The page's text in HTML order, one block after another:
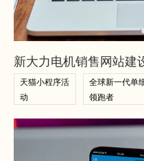
新大力电机销售网站建
天猫小程序活
动
全球新一代单
领跑者